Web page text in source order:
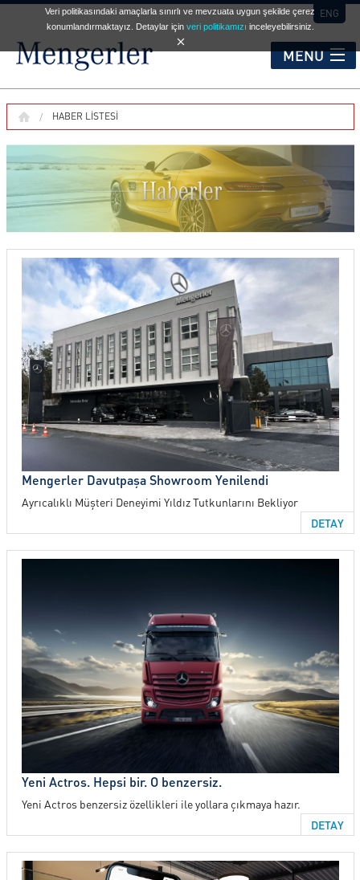
ENG
MENU
HİZMET NOKTALARI
OTOMOBİL
TİCARİ ARAÇLAR
İKİNCİ EL
SERVİS
KİRALAMA HİZMETLERİ
TEST SÜRÜŞ TALEBİ
İLETİŞİM FORMU
HABER LISTESI
Mengerler Davutpaşa Showroom Yenilendi
Ayrıcalıklı Müşteri Deneyimi Yıldız Tutkunlarını Bekliyor
DETAY
Yeni Actros. Hepsi bir. O benzersiz.
Yeni Actros benzersiz özellikleri ile yollara çıkmaya hazır.
DETAY
Veri politikasındaki amaçlarla sınırlı ve mevzuata uygun şekilde çerez
konumlandırmaktayız. Detaylar için veri politikamızı inceleyebilirsiniz.